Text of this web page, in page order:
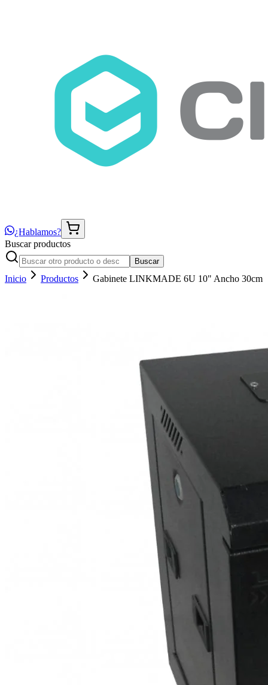
¿Hablamos?
Buscar productos
Buscar
Inicio Productos Gabinete LINKMADE 6U 10" Ancho 30cm